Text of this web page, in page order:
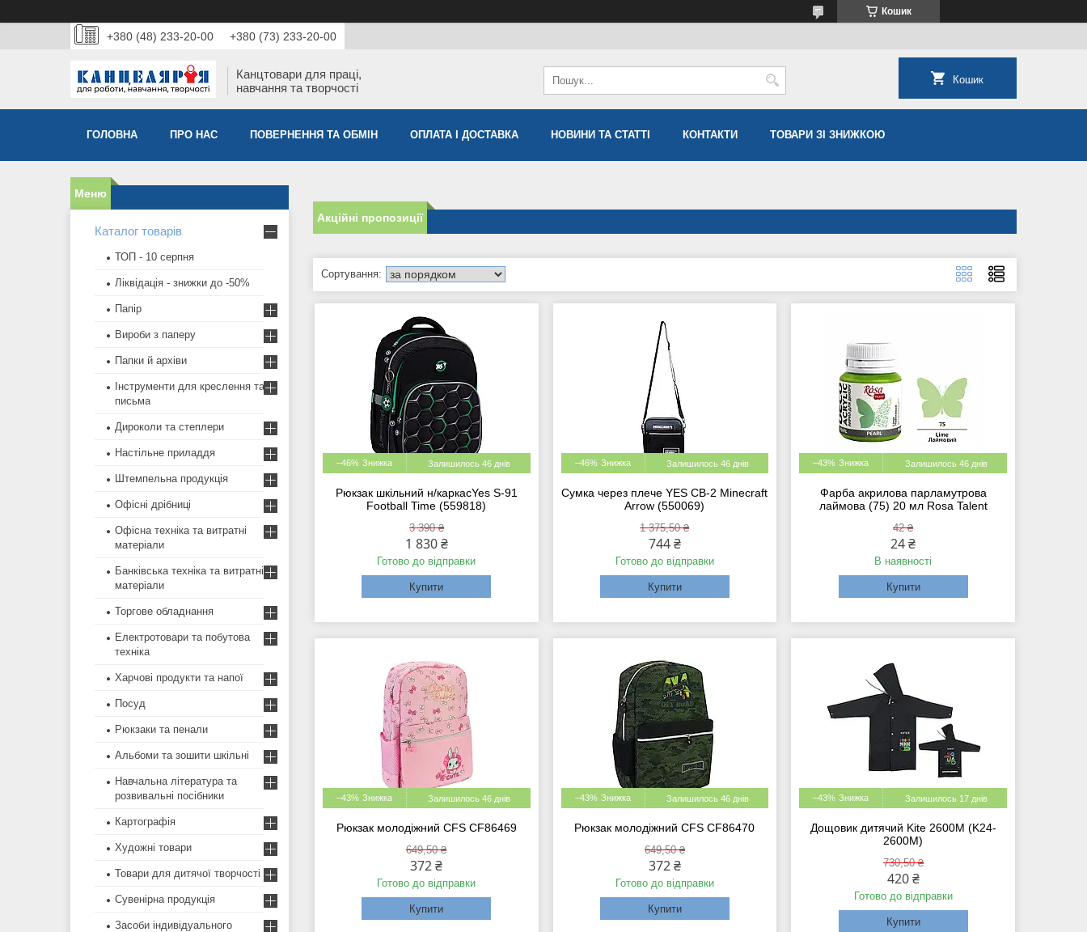
Кошик
+380 (48) 233-20-00 +380 (73) 233-20-00
Канцтовари для працi,
навчання та творчостi
Кошик
ГОЛОВНА ПРО НАС ПОВЕРНЕННЯ ТА ОБМIН ОПЛАТА І ДОСТАВКА НОВИНИ ТА СТАТТІ КОНТАКТИ ТОВАРИ ЗІ ЗНИЖКОЮ
Акційні пропозиції
–46% Залишилось 46 днів
Рюкзак шкільний н/каркасYes S-91
Football Time (559818)
3 390 ₴
1 830 ₴
Готово до відправки
Купити
–46% Залишилось 46 днів
Сумка через плече YES CB-2 Minecraft
Arrow (550069)
1 375,50 ₴
744 ₴
Готово до відправки
Купити
–43% Залишилось 46 днів
Фарба акрилова парламутрова
лаймова (75) 20 мл Rosa Talent
42 ₴
24 ₴
В наявності
Купити
–43% Залишилось 46 днів
Рюкзак молодіжний CFS CF86469
649,50 ₴
372 ₴
Готово до відправки
Купити
–43% Залишилось 46 днів
Рюкзак молодіжний CFS CF86470
649,50 ₴
372 ₴
Готово до відправки
Купити
–43% Залишилось 17 днів
Дощовик дитячий Kite 2600M (K24-
2600M)
730,50 ₴
420 ₴
Готово до відправки
Купити
Каталог товарів
ТОП - 10 серпня
Ліквідація - знижки до -50%
Папір
Вироби з паперу
Папки й архіви
Інструменти для креслення та
письма
Дироколи та степлери
Настільне приладдя
Штемпельна продукція
Офісні дрібниці
Офісна техніка та витратні
матеріали
Банківська техніка та витратні
матеріали
Торгове обладнання
Електротовари та побутова
техніка
Харчові продукти та напої
Посуд
Рюкзаки та пенали
Альбоми та зошити шкільні
Навчальна література та
розвивальні посібники
Картографія
Художні товари
Товари для дитячої творчості
Сувенірна продукція
Засоби індивідуального